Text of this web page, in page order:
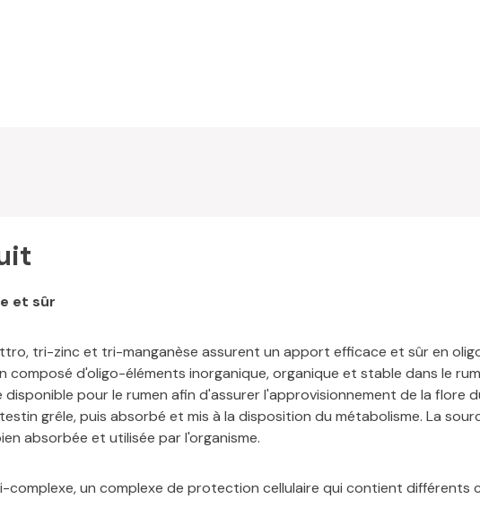
et sûr
tri-zinc et tri-manganèse assurent un apport efficace et sûr en
composé d'oligo-éléments inorganique, organique et stable dans le
pour le rumen afin d'assurer l'approvisionnement de la flore
grêle, puis absorbé et mis à la disposition du métabolisme. La
absorbée et utilisée par l'organisme.
un complexe de protection cellulaire qui contient différents